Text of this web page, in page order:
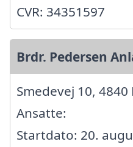
CVR: 34351597
Brdr. Pedersen
Smedevej 10, 4840
Ansatte:
Startdato: 20.